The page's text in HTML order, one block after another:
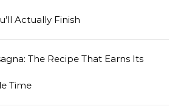
Actually Finish
The Recipe That Earns Its
Time